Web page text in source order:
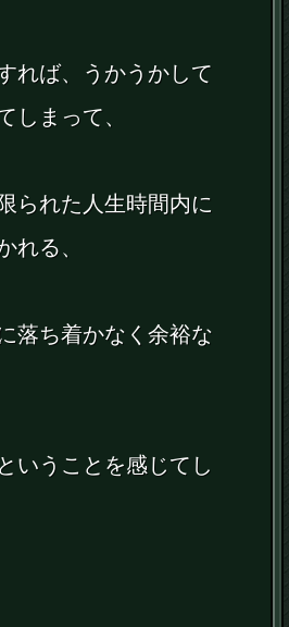
れば、うかうかして
しまって、
られた人生時間内に
れる、
落ち着かなく余裕な
いうことを感じてし